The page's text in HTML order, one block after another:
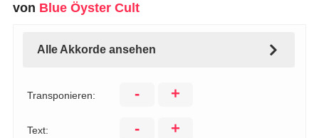
von Blue Öyster Cult
Alle Akkorde ansehen
Transponieren: - +
Text: - +